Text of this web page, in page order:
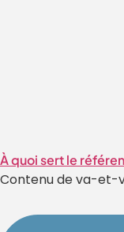
À quoi sert le
Contenu de va-et-